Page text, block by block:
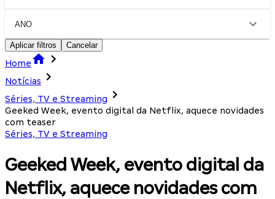
ANO
Aplicar filtros Cancelar
Home
Notícias
Séries, TV e Streaming
Geeked Week, evento digital da Netflix, aquece novidades
com teaser
Séries, TV e Streaming
Geeked Week, evento digital da
Netflix, aquece novidades com